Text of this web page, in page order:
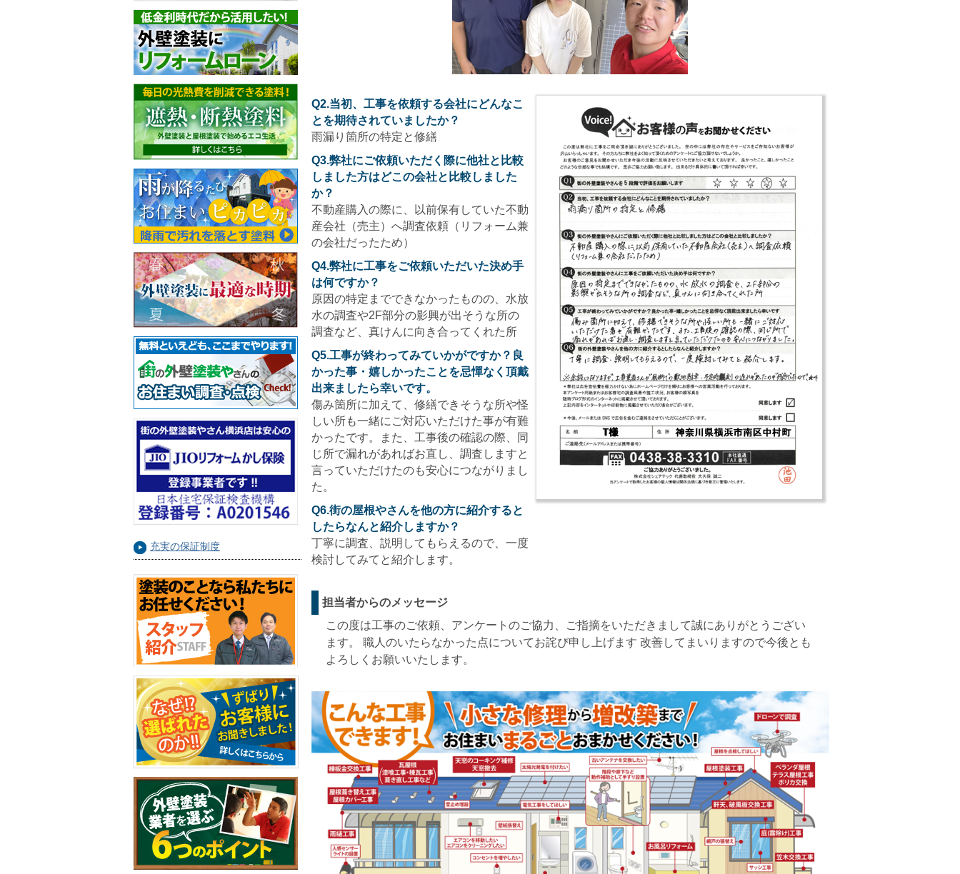
充実の保証制度
Q2.当初、工事を依頼する会社にどんなこ
とを期待されていましたか？
雨漏り箇所の特定と修繕
Q3.弊社にご依頼いただく際に他社と比較
しました方はどこの会社と比較しました
か？
不動産購入の際に、以前保有していた不動
産会社（売主）へ調査依頼（リフォーム兼
の会社だったため）
Q4.弊社に工事をご依頼いただいた決め手
は何ですか？
原因の特定までできなかったものの、水放
水の調査や2F部分の影興が出そうな所の
調査など、真けんに向き合ってくれた所
Q5.工事が終わってみていかがですか？良
かった事・嬉しかったことを忌憚なく頂戴
出来ましたら幸いです。
傷み箇所に加えて、修繕できそうな所や怪
しい所も一緒にご対応いただけた事が有難
かったです。また、工事後の確認の際、同
じ所で漏れがあればお直し、調査しますと
言っていただけたのも安心につながりまし
た。
Q6.街の屋根やさんを他の方に紹介すると
したらなんと紹介しますか？
丁寧に調査、説明してもらえるので、一度
検討してみてと紹介します。
担当者からのメッセージ
この度は工事のご依頼、アンケートのご協力、ご指摘をいただきまして誠にありがとうござい
ます。 職人のいたらなかった点についてお詫び申し上げます 改善してまいりますので今後とも
よろしくお願いいたします。